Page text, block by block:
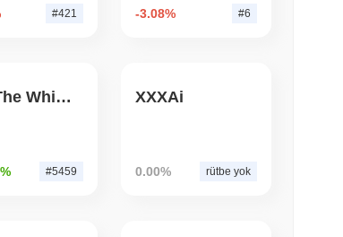
Chainlink'e Taşıyor, LayerZero
#421 -3.08% #6
The White Bull
#5459
XXXAi
0.00% rütbe yok